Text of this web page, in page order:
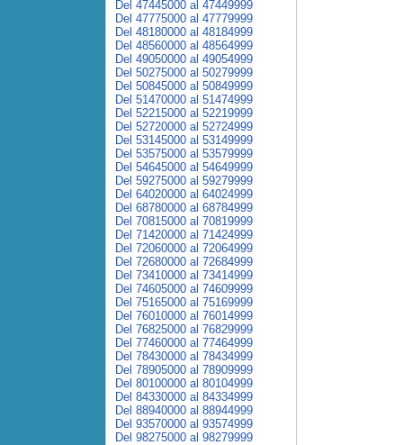
Del 47445000 al 47449999
Del 47775000 al 47779999
Del 48180000 al 48184999
Del 48560000 al 48564999
Del 49050000 al 49054999
Del 50275000 al 50279999
Del 50845000 al 50849999
Del 51470000 al 51474999
Del 52215000 al 52219999
Del 52720000 al 52724999
Del 53145000 al 53149999
Del 53575000 al 53579999
Del 54645000 al 54649999
Del 59275000 al 59279999
Del 64020000 al 64024999
Del 68780000 al 68784999
Del 70815000 al 70819999
Del 71420000 al 71424999
Del 72060000 al 72064999
Del 72680000 al 72684999
Del 73410000 al 73414999
Del 74605000 al 74609999
Del 75165000 al 75169999
Del 76010000 al 76014999
Del 76825000 al 76829999
Del 77460000 al 77464999
Del 78430000 al 78434999
Del 78905000 al 78909999
Del 80100000 al 80104999
Del 84330000 al 84334999
Del 88940000 al 88944999
Del 93570000 al 93574999
Del 98275000 al 98279999